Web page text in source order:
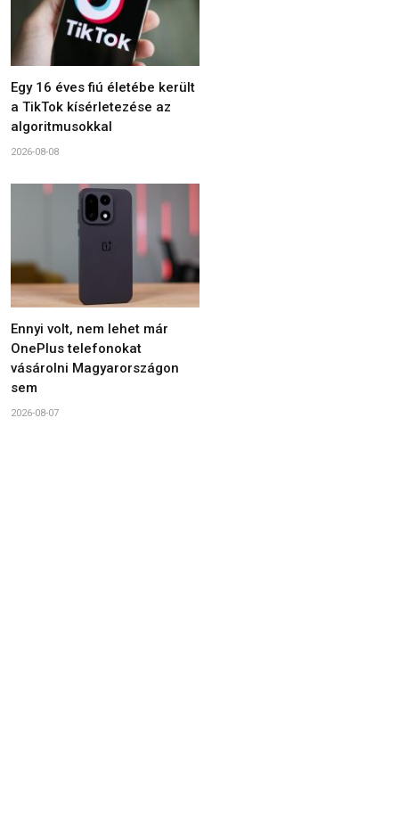
Egy 16 éves fiú életébe került
a TikTok kísérletezése az
algoritmusokkal
2026-08-08
Ennyi volt, nem lehet már
OnePlus telefonokat
vásárolni Magyarországon
sem
2026-08-07